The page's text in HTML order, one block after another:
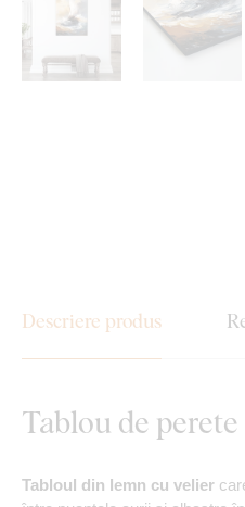
Descriere produs
Tablou de
Tabloul din lemn cu velier